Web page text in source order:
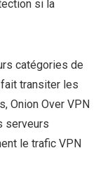
si la
catégories de
transiter les
Onion Over VPN
serveurs
le trafic VPN